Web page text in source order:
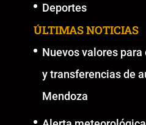
Deportes
ÚLTIMAS NOTICIAS
Nuevos valores
y transferencias de
Mendoza